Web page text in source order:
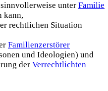
unter Familie
kann,
rechtlichen Situation
Familien­zerstörer
und Ideologien) und
der Verrechtlichten